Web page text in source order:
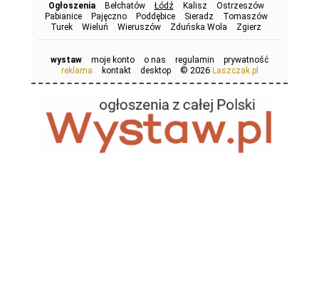
Ogłoszenia Bełchatów Łódź Kalisz
Ostrzeszów
Pabianice
Pajęczno Poddębice Sieradz
Tomaszów
Turek
Wieluń Wieruszów Zduńska Wola Zgierz
wystaw moje konto o nas regulamin
prywatność
reklama
kontakt desktop © 2026 Laszczak.pl